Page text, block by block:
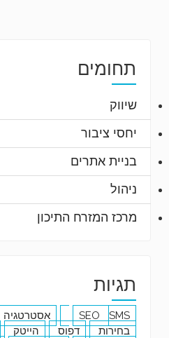
תחומים
שיווק
יחסי ציבור
בניית אתרים
ניהול
מרכז המזרח התיכון
תגיות
SEO SMS אסטרטגיה
בחירות
דפוס הייטק